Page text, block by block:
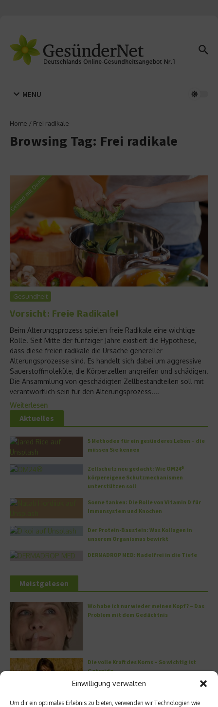
Einwilligung verwalten
Um dir ein optimales Erlebnis zu bieten, verwenden wir Technologien wie
MENU
Home / Frei radikale
Browsing Tag: Frei radikale
Gesundheit
Vorsicht: Freie Radikale!
Beim Alterungsprozess spielen freie Radikale eine wichtige
Rolle. Seit Mitte der fünfziger Jahre existiert die Hypothese,
dass diese freien radikale die Ursache genereller
Alterungsprozesse sind. Es handelt sich dabei um aggressive
Sauerstoffmoleküle, die Körperzellen angreifen und schädigen.
Die Ansammlung von geschädigten Zellbestandteilen soll mit
verantwortlich sein für den Alterungsprozess....
Weiterlesen
Aktuelles
5 Methoden für ein gesünderes Leben – die
müssen Sie kennen
Zellschutz neu gedacht: Wie OM24®
körpereigene Schutzmechanismen
unterstützen soll
Sonne tanken: Die Rolle von Vitamin D für
Immunsystem und Knochen
Der Protein-Baustein: Was Kollagen in
unserem Organismus bewirkt
DERMADROP MED: Nadelfrei in die Tiefe
Meistgelesen
Wo habe ich nur wieder meinen Kopf? – Das
Problem mit dem Gedächtnis
Die volle Kraft des Korns – So wichtig ist
Getreide